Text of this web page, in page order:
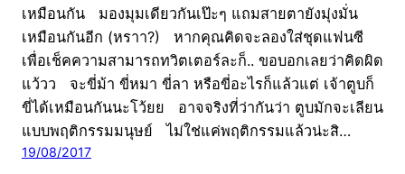
เหมือนกัน มองมุมเดียวกันเป๊ะๆ แถมสายตายังมุ่งมั่น
เหมือนกันอีก (หราา?) หากคุณคิดจะลองใส่ชุดแฟนซี
เพื่อเช็คความสามารถทวิตเตอร์ละก็.. ขอบอกเลยว่าคิดผิด
แว้วว จะขี่ม้า ขี่หมา ขี่ลา หรือขี่อะไรก็แล้วแต่ เจ้าตูบก็
ขี่ได้เหมือนกันนะโว้ยย อาจจริงที่ว่ากันว่า ตูบมักจะเลียน
แบบพฤติกรรมมนุษย์ ไม่ใช่แค่พฤติกรรมแล้วน่ะสิ…
19/08/2017